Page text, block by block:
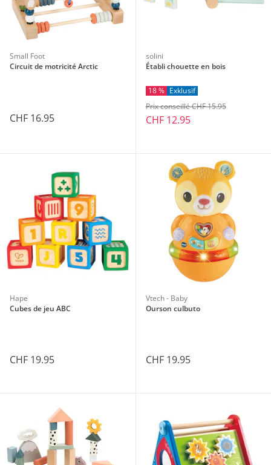
Small Foot
Circuit de motricité Arctic
CHF 16.95
solini
Établi chouette en bois
18 % Exklusif
CHF 12.95
Prix conseillé CHF 15.95
Hape
Cubes de jeu ABC
CHF 19.95
Vtech - Baby
Ourson culbuto
CHF 19.95